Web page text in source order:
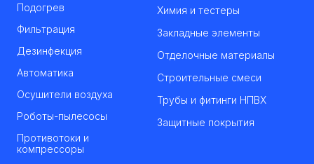
Подогрев
Фильтрация
Дезинфекция
Автоматика
Осушители воздуха
Роботы-пылесосы
Противотоки и
компрессоры
Химия и тестеры
Закладные элементы
Отделочные материалы
Строительные смеси
Трубы и фитинги НПВХ
Защитные покрытия